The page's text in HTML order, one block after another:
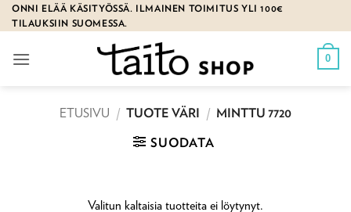
Skip
to
ONNI ELÄÄ KÄSITYÖSSÄ. ILMAINEN TOIMITUS YLI 100€
TILAUKSIIN SUOMESSA.
0
ETUSIVU / TUOTE VÄRI / MINTTU 7720
SUODATA
Valitun kaltaisia tuotteita ei löytynyt.